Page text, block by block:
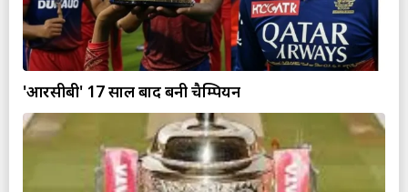
'आरसीबी' 17 साल बाद बनी चैम्पियन